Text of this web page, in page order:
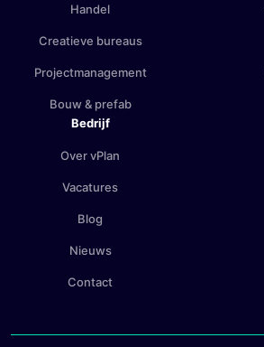
Handel
Creatieve bureaus
Projectmanagement
Bouw & prefab
Bedrijf
Over vPlan
Vacatures
Blog
Nieuws
Contact